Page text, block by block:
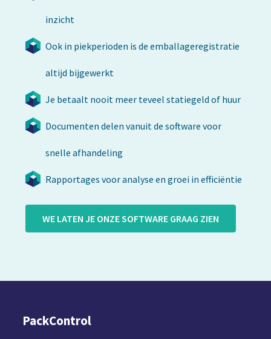
inzicht
Ook in piekperioden is de emballageregistratie
altijd bijgewerkt
Je betaalt nooit meer teveel statiegeld of huur
Documenten delen vanuit de software voor
snelle afhandeling
Rapportages voor analyse en groei in efficiëntie
WE LATEN JE ONZE SOFTWARE GRAAG ZIEN
PackControl